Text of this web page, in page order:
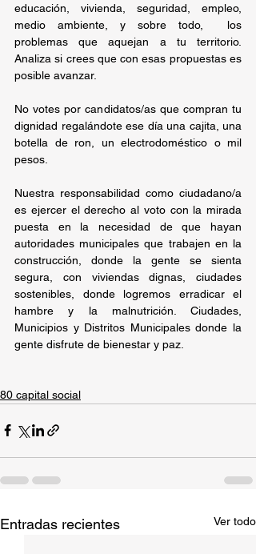
educación, vivienda, seguridad, empleo,
medio ambiente, y sobre todo,  los
problemas que aquejan a tu territorio.
Analiza si crees que con esas propuestas es
posible avanzar.
No votes por candidatos/as que compran tu
dignidad regalándote ese día una cajita, una
botella de ron, un electrodoméstico o mil
pesos.
Nuestra responsabilidad como ciudadano/a
es ejercer el derecho al voto con la mirada
puesta en la necesidad de que hayan
autoridades municipales que trabajen en la
construcción, donde la gente se sienta
segura, con viviendas dignas, ciudades
sostenibles, donde logremos erradicar el
hambre y la malnutrición. Ciudades,
Municipios y Distritos Municipales donde la
gente disfrute de bienestar y paz.
80 capital social
Entradas recientes Ver todo